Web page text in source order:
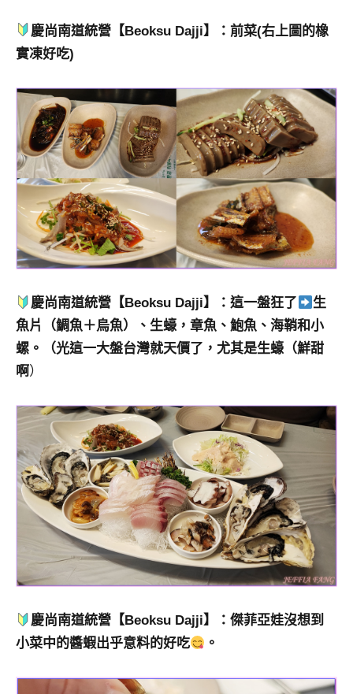
慶尚南道統營【Beoksu Dajji】：前菜(右上圖的橡
實凍好吃)
慶尚南道統營【Beoksu Dajji】：這一盤狂了
生
魚片（鯛魚＋烏魚）、生蠔，章魚、鮑魚、海鞘和小
螺。（光這一大盤台灣就天價了，尤其是生蠔（鮮甜
啊）
慶尚南道統營【Beoksu Dajji】：傑菲亞娃沒想到
小菜中的醬蝦出乎意料的好吃
。